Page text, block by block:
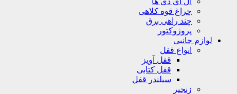
چراغ قوه کلاهی
چند راهی برق
پروژوکتور
لوازم جانبی
انواع قفل
قفل آویز
قفل کتابی
سیلندر قفل
زنجیر